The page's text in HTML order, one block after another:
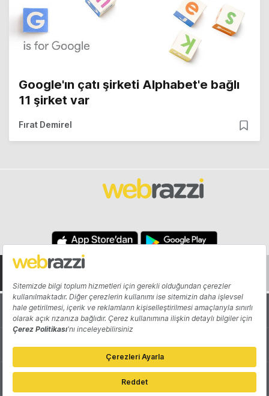
Google'ın çatı şirketi Alphabet'e bağlı
11 şirket var
Fırat Demirel
Hakkında Yazarlar
Katkıda Bulun Reklam